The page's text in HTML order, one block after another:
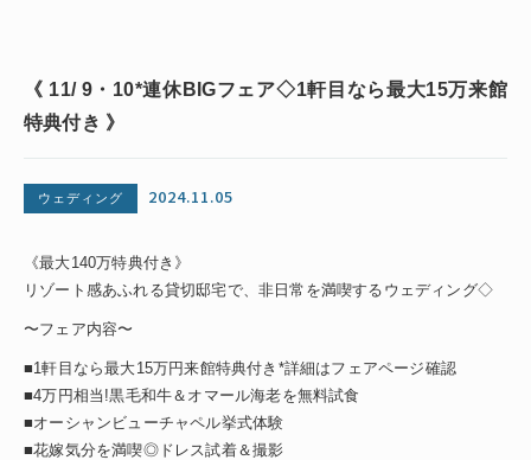
《 11/ 9・10*連休BIGフェア◇1軒目なら最大15万来館
特典付き 》
ウェディング 2024.11.05
《最大140万特典付き》
リゾート感あふれる貸切邸宅で、非日常を満喫するウェディング◇
〜フェア内容〜
■1軒目なら最大15万円来館特典付き*詳細はフェアページ確認
■4万円相当!黒毛和牛＆オマール海老を無料試食
■オーシャンビューチャペル挙式体験
■花嫁気分を満喫◎ドレス試着＆撮影